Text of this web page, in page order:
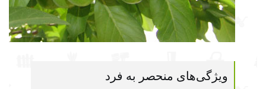
ویژگی‌های منحصر به فرد